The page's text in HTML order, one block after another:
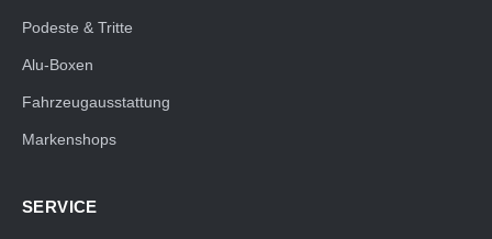
Podeste & Tritte
Alu-Boxen
Fahrzeugausstattung
Markenshops
SERVICE